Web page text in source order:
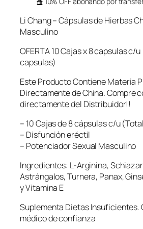
Li Chang – Cápsulas de Hierbas
Masculino
OFERTA 10 Cajas x 8 capsulas c/
capsulas)
Este Producto Contiene Materia
Directamente de China. Compre
directamente del Distribuidor!!
– 10 Cajas de 8 cápsulas c/u
– Disfunción eréctil
– Potenciador Sexual Masculino
Ingredientes: L-Arginina,
Astrángalos, Turnera, Panax,
y Vitamina E
Suplementa Dietas Insuficientes.
médico de confianza